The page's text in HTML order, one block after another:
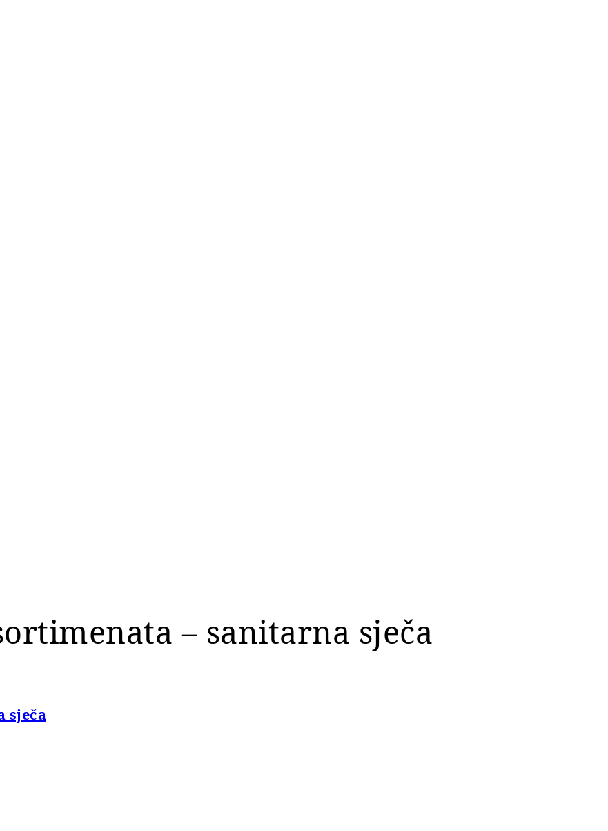
– sanitarna sječa
sječa